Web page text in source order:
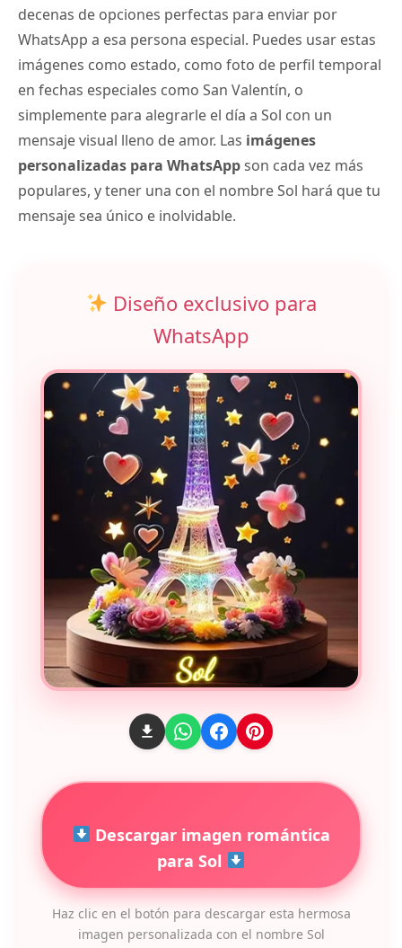
decenas de opciones perfectas para enviar por
WhatsApp a esa persona especial. Puedes usar estas
imágenes como estado, como foto de perfil temporal
en fechas especiales como San Valentín, o
simplemente para alegrarle el día a Sol con un
mensaje visual lleno de amor. Las imágenes
personalizadas para WhatsAppson cada vez más
populares, y tener una con el nombre Sol hará que tu
mensaje sea único e inolvidable.
Diseño exclusivo para
WhatsApp
Descargar imagen romántica
para Sol
Haz clic en el botón para descargar esta hermosa
imagen personalizada con el nombre Sol